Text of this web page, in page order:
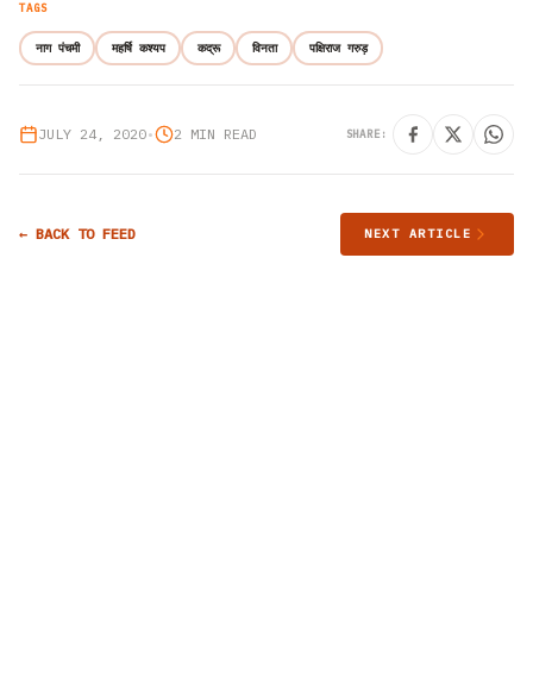
TAGS
नाग पंचमी महर्षि कश्यप कद्रू विनता पक्षिराज गरुड़
JULY 24, 2020• 2 MIN READ SHARE:
← BACK TO FEED NEXT ARTICLE